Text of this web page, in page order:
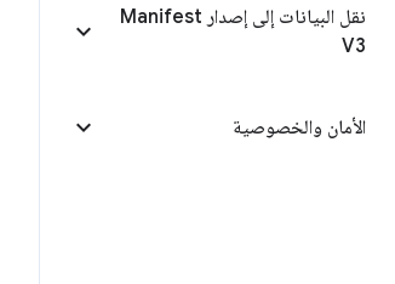
نقل البيانات إلى إصدار Manifest
V3
الأمان والخصوصية